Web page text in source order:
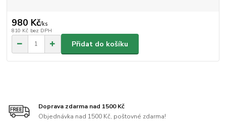
980 Kč/ks
810 Kč bez DPH
Přidat do košíku
Doprava zdarma nad 1500 Kč
Objednávka nad 1500 Kč, poštovné zdarma!